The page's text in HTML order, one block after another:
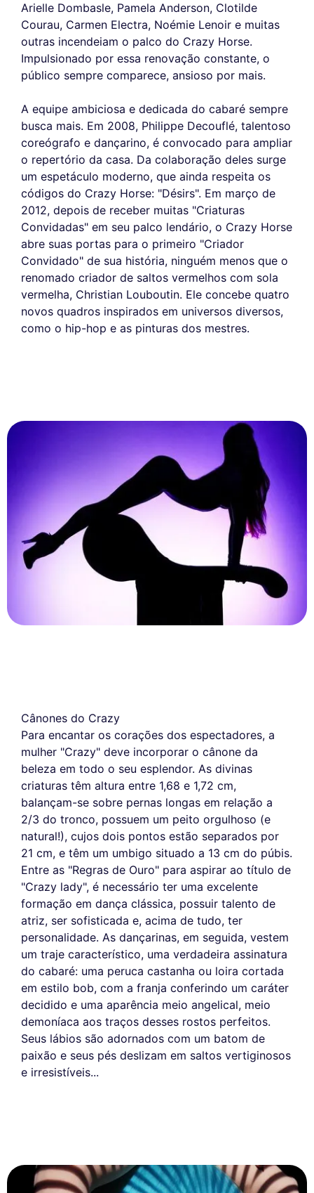
Arielle Dombasle, Pamela Anderson, Clotilde
Courau, Carmen Electra, Noémie Lenoir e muitas
outras incendeiam o palco do Crazy Horse.
Impulsionado por essa renovação constante, o
público sempre comparece, ansioso por mais.
A equipe ambiciosa e dedicada do cabaré sempre
busca mais. Em 2008, Philippe Decouflé, talentoso
coreógrafo e dançarino, é convocado para ampliar
o repertório da casa. Da colaboração deles surge
um espetáculo moderno, que ainda respeita os
códigos do Crazy Horse: "Désirs". Em março de
2012, depois de receber muitas "Criaturas
Convidadas" em seu palco lendário, o Crazy Horse
abre suas portas para o primeiro "Criador
Convidado" de sua história, ninguém menos que o
renomado criador de saltos vermelhos com sola
vermelha, Christian Louboutin. Ele concebe quatro
novos quadros inspirados em universos diversos,
como o hip-hop e as pinturas dos mestres.
Cânones do Crazy
Para encantar os corações dos espectadores, a
mulher "Crazy" deve incorporar o cânone da
beleza em todo o seu esplendor. As divinas
criaturas têm altura entre 1,68 e 1,72 cm,
balançam-se sobre pernas longas em relação a
2/3 do tronco, possuem um peito orgulhoso (e
natural!), cujos dois pontos estão separados por
21 cm, e têm um umbigo situado a 13 cm do púbis.
Entre as "Regras de Ouro" para aspirar ao título de
"Crazy lady", é necessário ter uma excelente
formação em dança clássica, possuir talento de
atriz, ser sofisticada e, acima de tudo, ter
personalidade. As dançarinas, em seguida, vestem
um traje característico, uma verdadeira assinatura
do cabaré: uma peruca castanha ou loira cortada
em estilo bob, com a franja conferindo um caráter
decidido e uma aparência meio angelical, meio
demoníaca aos traços desses rostos perfeitos.
Seus lábios são adornados com um batom de
paixão e seus pés deslizam em saltos vertiginosos
e irresistíveis...